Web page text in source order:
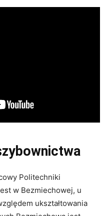
Politechniki
w Bezmiechowej, u
ukształtowania